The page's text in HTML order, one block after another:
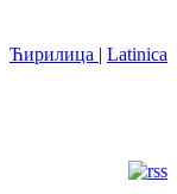
Ћирилица | Latinica